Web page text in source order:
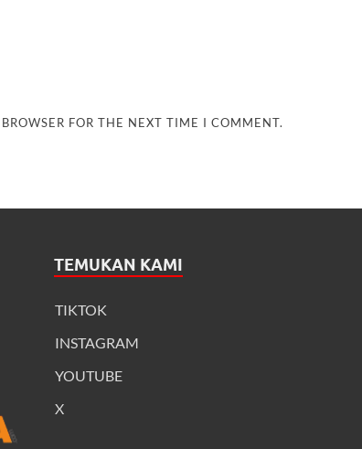
FOR THE NEXT TIME I COMMENT.
TEMUKAN KAMI
TIKTOK
INSTAGRAM
YOUTUBE
X